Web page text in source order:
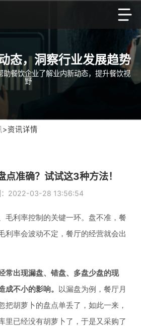
态，洞察行业发展趋势
助餐饮企业了解业内新动态，提升餐饮视
野
>资讯详情
点准确？试试这3种方法！
：2022-03-28 13:56:54
毛利率控制的关键一环。盘不准，餐
利率会波动不定，餐厅的经营就会出
常出现漏盘、错盘、多盘少盘的现
成不小的影响。
以漏盘为例，餐厅月
把胡萝卜的盘点单丢了，如此一来，
里已经没有胡萝卜了，于是又采购了